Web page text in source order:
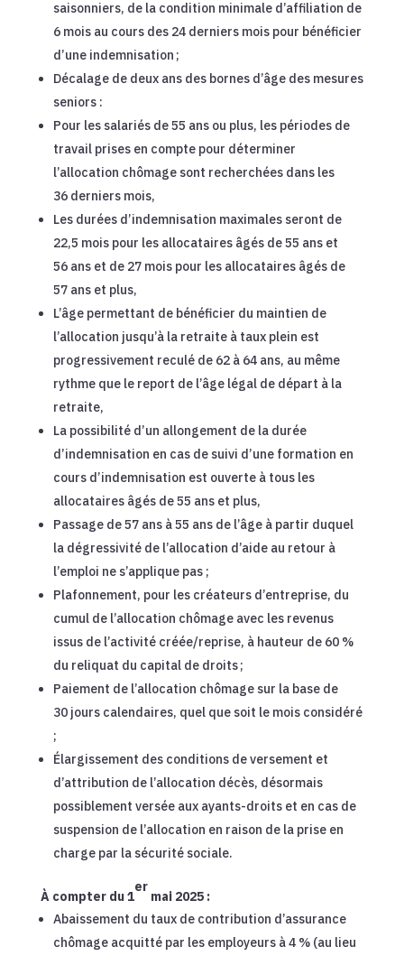
saisonniers, de la condition minimale d’affiliation de
6 mois au cours des 24 derniers mois pour bénéficier
d’une indemnisation ;
Décalage de deux ans des bornes d’âge des mesures
seniors :
Pour les salariés de 55 ans ou plus, les périodes de
travail prises en compte pour déterminer
l’allocation chômage sont recherchées dans les
36 derniers mois,
Les durées d’indemnisation maximales seront de
22,5 mois pour les allocataires âgés de 55 ans et
56 ans et de 27 mois pour les allocataires âgés de
57 ans et plus,
L’âge permettant de bénéficier du maintien de
l’allocation jusqu’à la retraite à taux plein est
progressivement reculé de 62 à 64 ans, au même
rythme que le report de l’âge légal de départ à la
retraite,
La possibilité d’un allongement de la durée
d’indemnisation en cas de suivi d’une formation en
cours d’indemnisation est ouverte à tous les
allocataires âgés de 55 ans et plus,
Passage de 57 ans à 55 ans de l’âge à partir duquel
la dégressivité de l’allocation d’aide au retour à
l’emploi ne s’applique pas ;
Plafonnement, pour les créateurs d’entreprise, du
cumul de l’allocation chômage avec les revenus
issus de l’activité créée/reprise, à hauteur de 60 %
du reliquat du capital de droits ;
Paiement de l’allocation chômage sur la base de
30 jours calendaires, quel que soit le mois considéré
;
Élargissement des conditions de versement et
d’attribution de l’allocation décès, désormais
possiblement versée aux ayants-droits et en cas de
suspension de l’allocation en raison de la prise en
charge par la sécurité sociale.
À compter du 1
er
mai 2025 :
Abaissement du taux de contribution d’assurance
chômage acquitté par les employeurs à 4 % (au lieu